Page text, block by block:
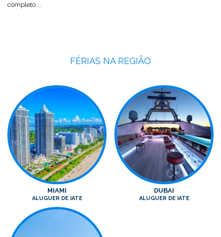
completo....
FÉRIAS NA REGIÃO
MIAMI
ALUGUER DE IATE
DUBAI
ALUGUER DE IATE